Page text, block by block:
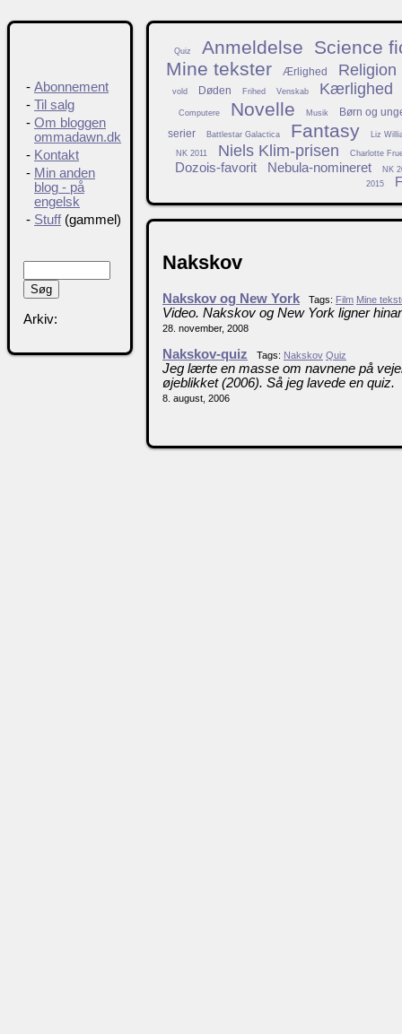
Quiz Anmeldelse
Science
Mine tekster
Ærlighed Religion
vold Døden Frihed Venskab Kærlighed
Computere Novelle Musik
Børn og
serier
Battlestar Galactica Fantasy Liz
NK 2011 Niels Klim-prisen Charlotte
Dozois-favorit Nebula-nomineret
NK
2015
Nakskov
Nakskov og New York Tags: Film Mine
Video. Nakskov og New York ligner
28. november, 2008
Nakskov-quiz Tags: Nakskov Quiz
Jeg lærte en masse om navnene på
øjeblikket (2006). Så jeg lavede en quiz.
8. august, 2006
- Abonnement
- Til salg
- Om bloggen
ommadawn.dk
- Kontakt
- Min anden
blog - på
engelsk
- Stuff(gammel)
Arkiv: